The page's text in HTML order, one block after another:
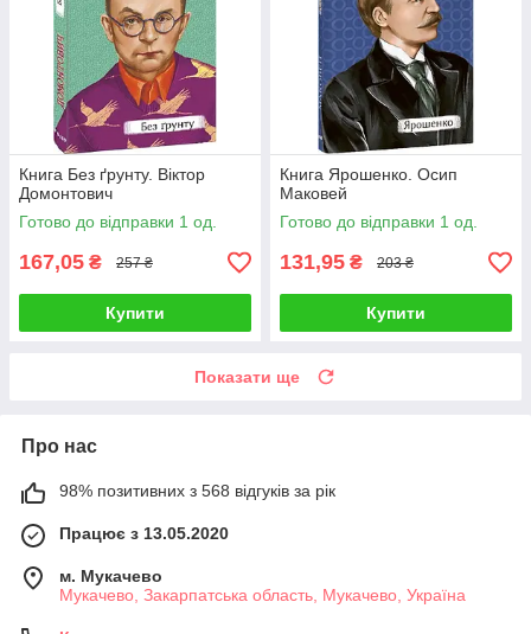
Книга Без ґрунту. Віктор
Домонтович
Готово до відправки 1 од.
167,05 ₴ 257 ₴
Купити
Книга Ярошенко. Осип
Маковей
Готово до відправки 1 од.
131,95 ₴ 203 ₴
Купити
Показати ще
Про нас
98% позитивних з 568 відгуків за рік
Працює з 13.05.2020
м. Мукачево
Мукачево, Закарпатська область, Мукачево, Україна